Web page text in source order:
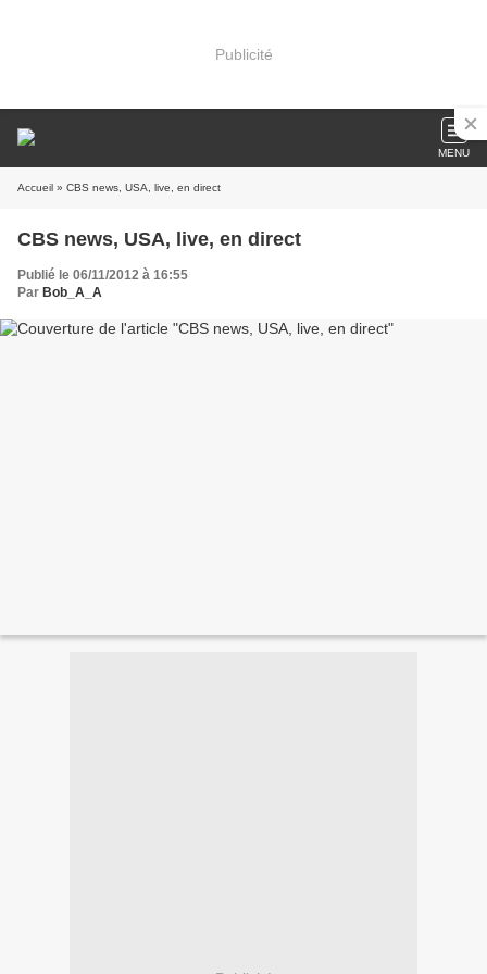
Publicité
MENU
Accueil » CBS news, USA, live, en direct
CBS news, USA, live, en direct
Publié le 06/11/2012 à 16:55
Par Bob_A_A